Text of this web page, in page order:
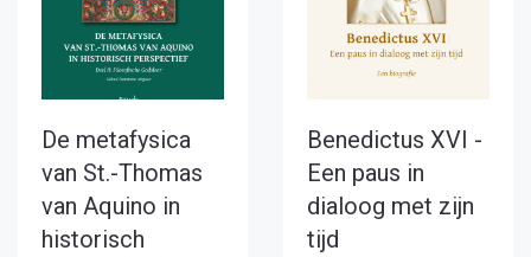
De metafysica
van St.-Thomas
van Aquino in
historisch
Benedictus XVI -
Een paus in
dialoog met zijn
tijd